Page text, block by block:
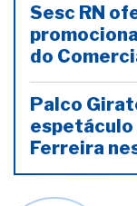
Sesc RN
do
Palco
Ferreira